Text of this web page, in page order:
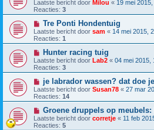
Laatste bericht door Milou « 19 mei
Reacties: 3
Tre Ponti Hondentuig
Laatste bericht door sam « 14 mei 2015,
Reacties: 1
Hunter racing tuig
Laatste bericht door Lab2 « 04 mei 2015,
Reacties: 3
je labrador wassen? dat doe
Laatste bericht door Susan78 « 27 mar
Reacties: 14
Groene druppels op
Laatste bericht door corretje « 11 feb
Reacties: 5